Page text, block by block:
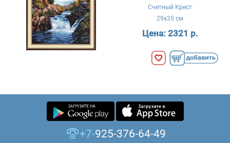
Счетный Крест
29x35 см
Цена: 2321 р.
+7-925-376-64-49